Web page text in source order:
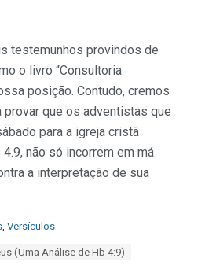
testemunhos provindos de
o livro “Consultoria
posição. Contudo, cremos
que os adventistas que
para a igreja cristã
não só incorrem em má
a interpretação de sua
Versículos
(Uma Análise de Hb 4:9)